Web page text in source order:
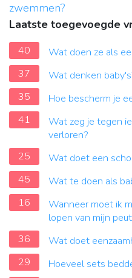
zwemmen?
Laatste toegevoegde
40
Wat doen ze als
37
Wat denken
35
Hoe bescherm je
41
Wat zeg je tegen
verloren?
25
Wat doet een
45
Wat te doen als
16
Wanneer moet ik
lopen van mijn
36
Wat doet
29
Hoeveel sets